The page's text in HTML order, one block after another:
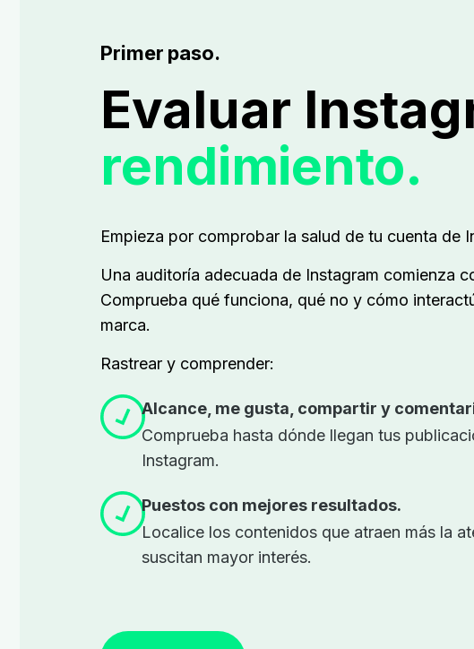
Primer paso.
Evaluar
rendimiento.
Empieza por comprobar la salud de tu cuenta de
Una auditoría adecuada de Instagram comienza
Comprueba qué funciona, qué no y cómo
marca.
Rastrear y comprender:
Alcance, me gusta, compartir y
Comprueba hasta dónde llegan tus
Instagram.
Puestos con mejores resultados.
Localice los contenidos que atraen más la
suscitan mayor interés.